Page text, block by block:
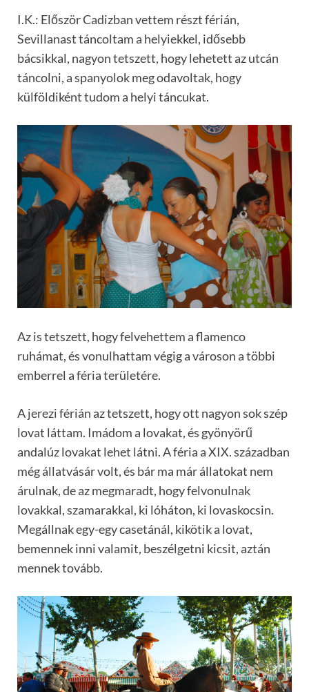
I.K.: Először Cadizban vettem részt férián,
Sevillanast táncoltam a helyiekkel, idősebb
bácsikkal, nagyon tetszett, hogy lehetett az utcán
táncolni, a spanyolok meg odavoltak, hogy
külföldiként tudom a helyi táncukat.
Az is tetszett, hogy felvehettem a flamenco
ruhámat, és vonulhattam végig a városon a többi
emberrel a féria területére.
A jerezi férián az tetszett, hogy ott nagyon sok szép
lovat láttam. Imádom a lovakat, és gyönyörű
andalúz lovakat lehet látni. A féria a XIX. században
még állatvásár volt, és bár ma már állatokat nem
árulnak, de az megmaradt, hogy felvonulnak
lovakkal, szamarakkal, ki lóháton, ki lovaskocsin.
Megállnak egy-egy casetánál, kikötik a lovat,
bemennek inni valamit, beszélgetni kicsit, aztán
mennek tovább.